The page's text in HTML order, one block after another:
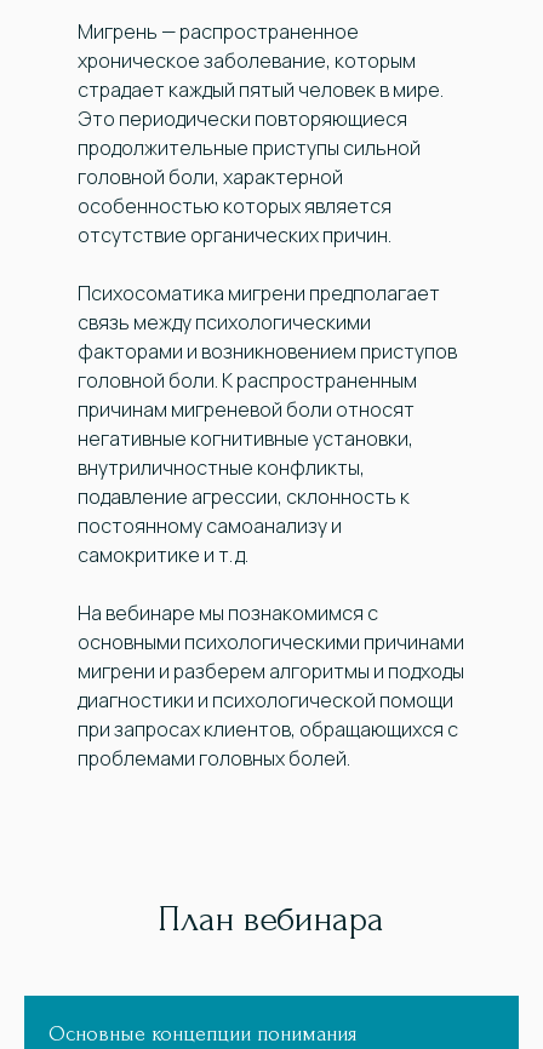
Мигрень — распространенное
хроническое заболевание, которым
страдает каждый пятый человек в мире.
Это периодически повторяющиеся
продолжительные приступы сильной
головной боли, характерной
особенностью которых является
отсутствие органических причин.
Психосоматика мигрени предполагает
связь между психологическими
факторами и возникновением приступов
головной боли. К распространенным
причинам мигреневой боли относят
негативные когнитивные установки,
внутриличностные конфликты,
подавление агрессии, склонность к
постоянному самоанализу и
самокритике и т. д.
На вебинаре мы познакомимся с
основными психологическими причинами
мигрени и разберем алгоритмы и подходы
диагностики и психологической помощи
при запросах клиентов, обращающихся с
проблемами головных болей.
План вебинара
Основные концепции понимания